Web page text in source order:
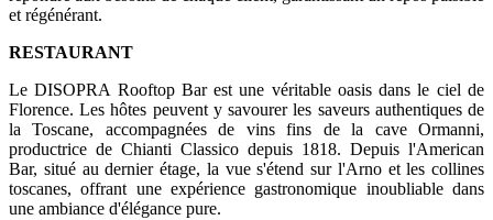
et régénérant.
RESTAURANT
Le DISOPRA Rooftop Bar est une véritable oasis dans le ciel de
Florence. Les hôtes peuvent y savourer les saveurs authentiques de
la Toscane, accompagnées de vins fins de la cave Ormanni,
productrice de Chianti Classico depuis 1818. Depuis l'American
Bar, situé au dernier étage, la vue s'étend sur l'Arno et les collines
toscanes, offrant une expérience gastronomique inoubliable dans
une ambiance d'élégance pure.